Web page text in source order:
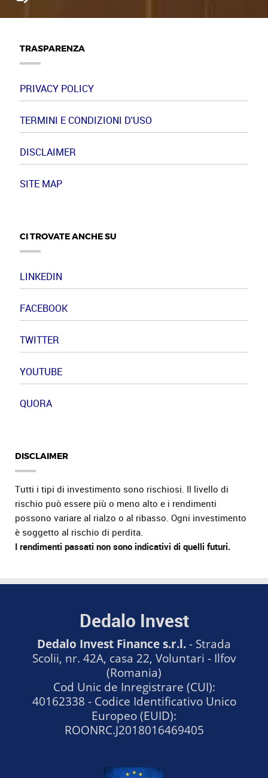
TRASPARENZA
PRIVACY POLICY
TERMINI E CONDIZIONI D'USO
DISCLAIMER
SITE MAP
CI TROVATE ANCHE SU
LINKEDIN
FACEBOOK
TWITTER
YOUTUBE
QUORA
DISCLAIMER
Tutti i tipi di investimento sono rischiosi. Il livello di
rischio può essere più o meno alto e i rendimenti
possono variare al rialzo o al ribasso. Ogni investimento
è soggetto al rischio di perdita.
I rendimenti passati non sono indicativi di quelli futuri.
Dedalo Invest
Dedalo Invest Finance s.r.l.- Strada
Scolii, nr. 42A, casa 22, Voluntari - Ilfov
(Romania)
Cod Unic de Inregistrare (CUI):
40162338 - Codice Identificativo Unico
Europeo (EUID):
ROONRC.J2018016469405